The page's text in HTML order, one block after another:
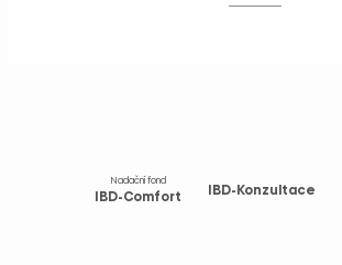
Nadační fond
IBD-Comfort IBD-Konzultace